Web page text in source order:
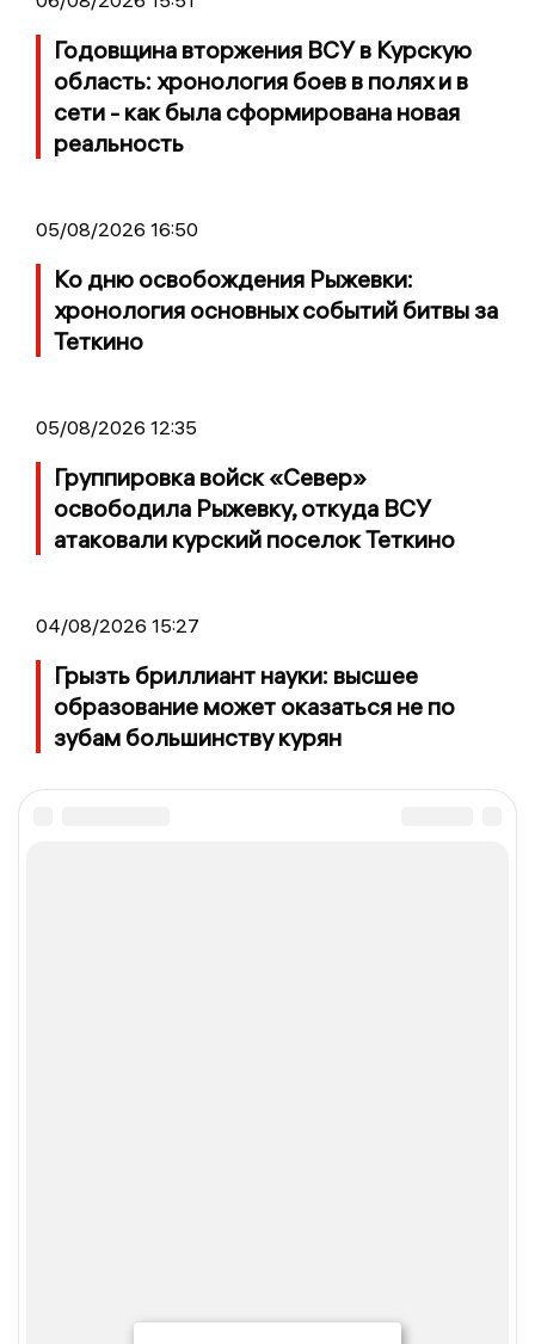
Годовщина вторжения ВСУ в Курскую
область: хронология боев в полях и в
сети - как была сформирована новая
реальность
05/08/2026 16:50
Ко дню освобождения Рыжевки:
хронология основных событий битвы за
Теткино
05/08/2026 12:35
Группировка войск «Север»
освободила Рыжевку, откуда ВСУ
атаковали курский поселок Теткино
04/08/2026 15:27
Грызть бриллиант науки: высшее
образование может оказаться не по
зубам большинству курян